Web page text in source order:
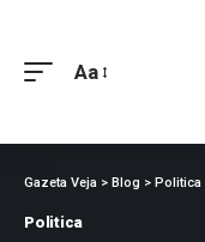
Aa
Gazeta Veja > Blog > Politica
Politica